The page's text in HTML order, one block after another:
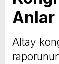
Anlar
Altay